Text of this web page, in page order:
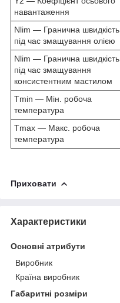
навантаження
Nlim — Гранична швидкість
під час змащування олією
Nlim — Гранична швидкість
під час змащування
консистентним мастилом
Tmin — Мін. робоча
температура
Tmax — Макс. робоча
температура
Приховати
Характеристики
Основні атрибути
Виробник
Країна виробник
Габаритні розміри